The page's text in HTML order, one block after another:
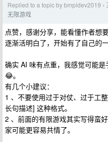
Replied to a topic by bmpidev2019 ›
无限游戏
点赞，感谢分享，能看懂作者想
逐渐活明白了，开始有了自己的
确实 AI 味有点重，我感觉可能是
😂。
有几个小建议：
1 、不要使用过于对仗、过于工
长句描述] 这种格式。
2 、前面的有限游戏其实写得蛮
家可能更容易共情了。